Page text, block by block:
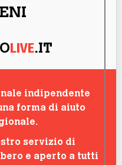
LIVE.IT
indipendente
forma di aiuto
servizio di
e aperto a tutti